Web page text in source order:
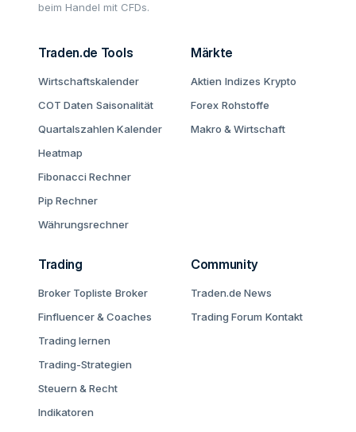
beim Handel mit CFDs.
Traden.de Tools
Wirtschaftskalender
COT Daten Saisonalität
Quartalszahlen Kalender
Heatmap
Fibonacci Rechner
Pip Rechner
Währungsrechner
Märkte
Aktien Indizes Krypto
Forex Rohstoffe
Makro & Wirtschaft
Trading
Broker Topliste Broker
Finfluencer & Coaches
Trading lernen
Trading-Strategien
Steuern & Recht
Indikatoren
Community
Traden.de News
Trading Forum Kontakt